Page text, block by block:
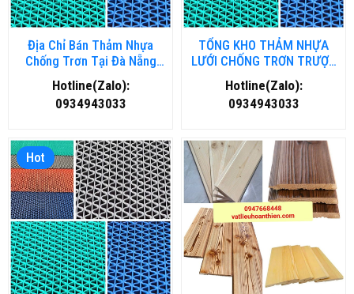
Địa Chỉ Bán Thảm Nhựa
Chống Trơn Tại Đà Nẵng
Chất Lượng, Giá Rẻ
Hotline(Zalo):
0934943033
TỔNG KHO THẢM NHỰA
LƯỚI CHỐNG TRƠN TRƯỢT
TẠI HÀ NỘI
Hotline(Zalo):
0934943033
Hot